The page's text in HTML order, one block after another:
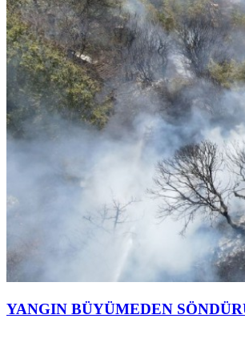
YANGIN BÜYÜMEDEN